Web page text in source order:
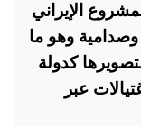
الإيراني
وهو ما
كدولة
عبر